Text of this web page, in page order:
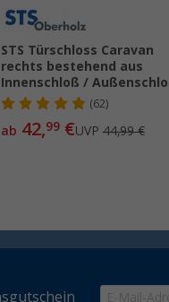
STS Türschloss Caravan
rechts bestehend aus
Innenschloß /
(62)
ab 42,99€UVP 44,99 €